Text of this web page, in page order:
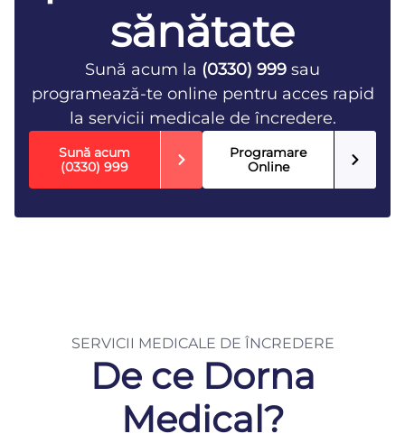
sănătate
Sună acum la (0330) 999 sau
programează-te online pentru acces rapid
la servicii medicale de încredere.
Sună acum
(0330) 999
Programare
Online
SERVICII MEDICALE DE ÎNCREDERE
De ce Dorna
Medical?